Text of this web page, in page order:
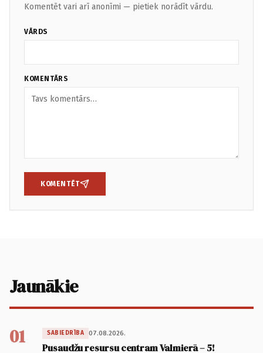
Komentēt vari arī anonīmi — pietiek norādīt vārdu.
VĀRDS
KOMENTĀRS
KOMENTĒT
Jaunākie
01 SABIEDRĪBA 07.08.2026.
Pusaudžu resursu centram Valmierā – 5!